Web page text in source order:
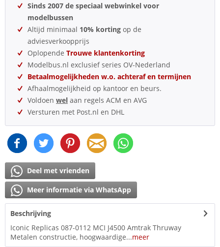
Sinds 2007 de speciaal webwinkel voor
modelbussen
Altijd minimaal 10% korting op de
adviesverkoopprijs
Oplopende Trouwe klantenkorting
Modelbus.nl exclusief series OV-Nederland
Betaalmogelijkheden w.o. achteraf en termijnen
Afhaalmogelijkheid op kantoor en beurs.
Voldoen wel aan regels ACM en AVG
Versturen met Post.nl en DHL
Deel met vrienden
Meer informatie via WhatsApp
Beschrijving
Iconic Replicas 087-0112 MCI J4500 Amtrak Thruway
Metalen constructie, hoogwaardige...meer